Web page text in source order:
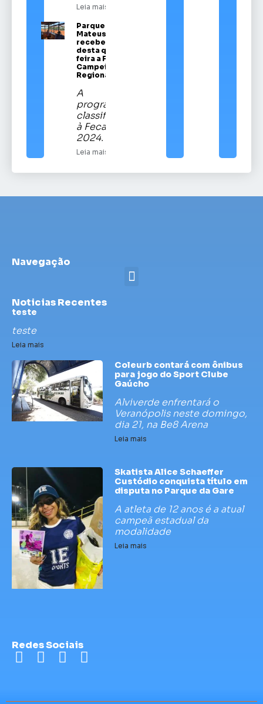
Leia mais
Parque Vítor
Mateus Teixeira
recebe a partir
desta quinta-
feira a Festa
Campeira
Regional
A
programação
classificatória
à Fecars
2024.
Leia mais
Navegação
Noticias Recentes
teste
teste
Leia mais
Coleurb contará com ônibus
para jogo do Sport Clube
Gaúcho
Alviverde enfrentará o
Veranópolis neste domingo,
dia 21, na Be8 Arena
Leia mais
Skatista Alice Schaeffer
Custódio conquista título em
disputa no Parque da Gare
A atleta de 12 anos é a atual
campeã estadual da
modalidade
Leia mais
Redes Sociais